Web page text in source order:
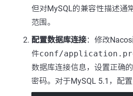
但对MySQL的兼容性描述通
范围。
配置数据库连接：修改
件conf/
数据库连接信息，设置正确
密码。对于MySQL 5.1，配置